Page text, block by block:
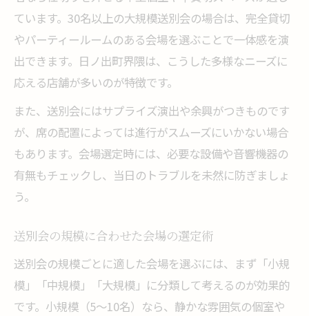
ています。30名以上の大規模送別会の場合は、完全貸切
やパーティールームのある会場を選ぶことで一体感を演
出できます。日ノ出町界隈は、こうした多様なニーズに
応える店舗が多いのが特徴です。
また、送別会にはサプライズ演出や余興がつきものです
が、席の配置によっては進行がスムーズにいかない場合
もあります。会場選定時には、必要な設備や音響機器の
有無もチェックし、当日のトラブルを未然に防ぎましょ
う。
送別会の規模に合わせた会場の選定術
送別会の規模ごとに適した会場を選ぶには、まず「小規
模」「中規模」「大規模」に分類して考えるのが効果的
です。小規模（5～10名）なら、静かな雰囲気の個室や